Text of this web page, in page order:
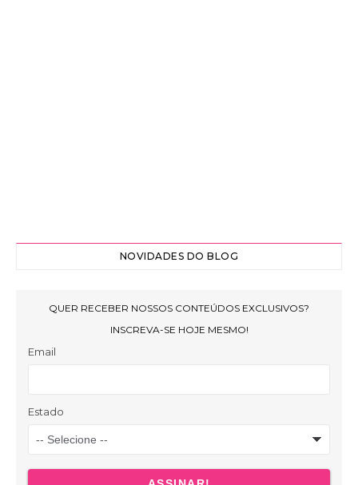
NOVIDADES DO BLOG